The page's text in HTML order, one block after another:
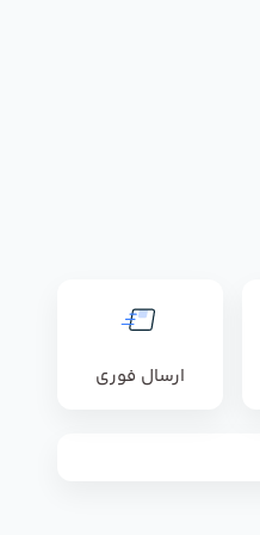
ارسال فوری